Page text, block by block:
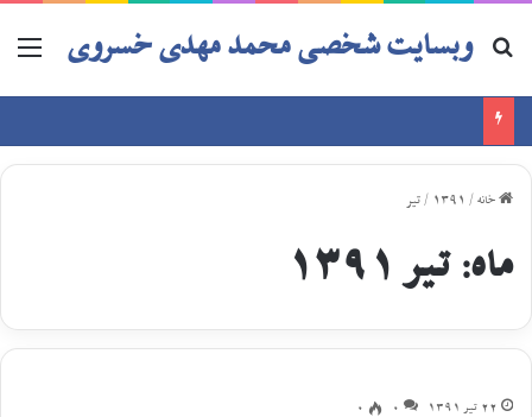
وبسایت شخصی محمد مهدی خسروی
خانه /
1391
/ تیر
ماه:تیر 1391
22 تیر 1391 0
0